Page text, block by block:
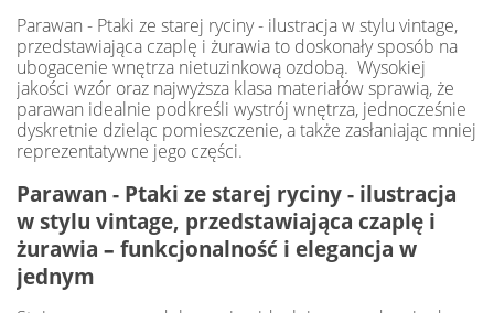
Parawan - Ptaki ze starej ryciny - ilustracja w stylu vintage,
przedstawiająca czaplę i żurawia to doskonały sposób na
ubogacenie wnętrza nietuzinkową ozdobą. Wysokiej
jakości wzór oraz najwyższa klasa materiałów sprawią, że
parawan idealnie podkreśli wystrój wnętrza, jednocześnie
dyskretnie dzieląc pomieszczenie, a także zasłaniając mniej
reprezentatywne jego części.
Parawan - Ptaki ze starej ryciny - ilustracja
w stylu vintage, przedstawiająca czaplę i
żurawia – funkcjonalność i elegancja w
jednym